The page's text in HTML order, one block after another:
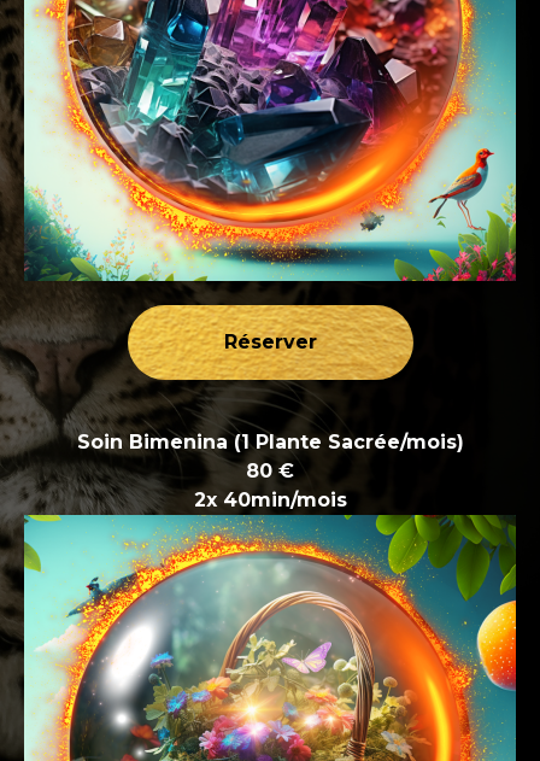
Réserver
Soin Bimenina (1 Plante Sacrée/mois)
80 €
2x 40min/mois